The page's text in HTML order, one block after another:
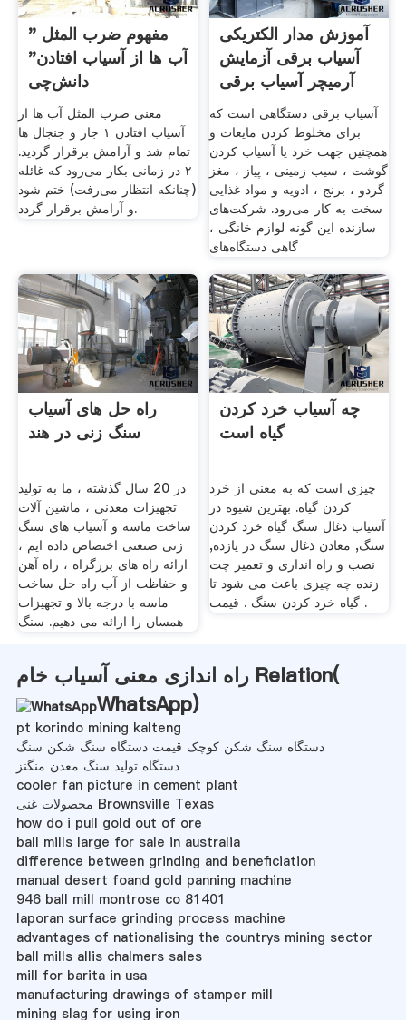
مفهوم ضرب المثل "
آب ها از آسیاب افتادن"
دانش‌چی
معنی ضرب المثل آب ها از
آسیاب افتادن ۱ جار و جنجال ها
تمام شد و آرامش برقرار گردید.
۲ در زمانی بکار می‌رود که غائله
(چنانکه انتظار می‌رفت) ختم شود
و آرامش برقرار گردد.
آموزش مدار الکتریکی
آسیاب برقی آزمایش
آرمیچر آسیاب برقی
آسیاب برقی دستگاهی است که
برای مخلوط کردن مایعات و
همچنین جهت خرد یا آسیاب کردن
گوشت ، سیب زمینی ، پیاز ، مغز
گردو ، برنج ، ادویه و مواد غذایی
سخت به کار می‌رود. شرکت‌های
سازنده این گونه لوازم خانگی ،
گاهی دستگاه‌های
راه حل های آسیاب
سنگ زنی در هند
در 20 سال گذشته ، ما به تولید
تجهیزات معدنی ، ماشین آلات
ساخت ماسه و آسیاب های سنگ
زنی صنعتی اختصاص داده ایم ،
ارائه راه های بزرگراه ، راه آهن
و حفاظت از آب راه حل ساخت
ماسه با درجه بالا و تجهیزات
همسان را ارائه می دهیم. سنگ
چه آسیاب خرد کردن
گیاه است
چیزی است که به معنی از خرد
کردن گیاه. بهترین شیوه در
آسیاب ذغال سنگ گیاه خرد کردن
سنگ, معادن ذغال سنگ در یازده,
نصب و راه اندازی و تعمیر چت
زنده چه چیزی باعث می شود تا
گیاه خرد کردن سنگ . قیمت .
راه اندازی معنی آسیاب خام Relation(
WhatsApp)
pt korindo mining kalteng
دستگاه سنگ شکن کوچک قیمت دستگاه سنگ شکن سنگ
دستگاه تولید سنگ معدن منگنز
cooler fan picture in cement plant
محصولات غنی Brownsville Texas
how do i pull gold out of ore
ball mills large for sale in australia
difference between grinding and beneficiation
manual desert foand gold panning machine
946 ball mill montrose co 81401
laporan surface grinding process machine
advantages of nationalising the countrys mining sector
ball mills allis chalmers sales
mill for barita in usa
manufacturing drawings of stamper mill
mining slag for using iron